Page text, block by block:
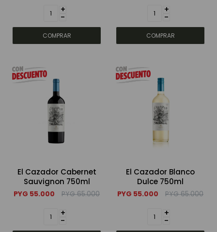
+
-
+
-
El Cazador Cabernet
Sauvignon 750ml
PYG 55.000 PYG 65.000
+
-
El Cazador Blanco
Dulce 750ml
PYG 55.000 PYG 65.000
+
-